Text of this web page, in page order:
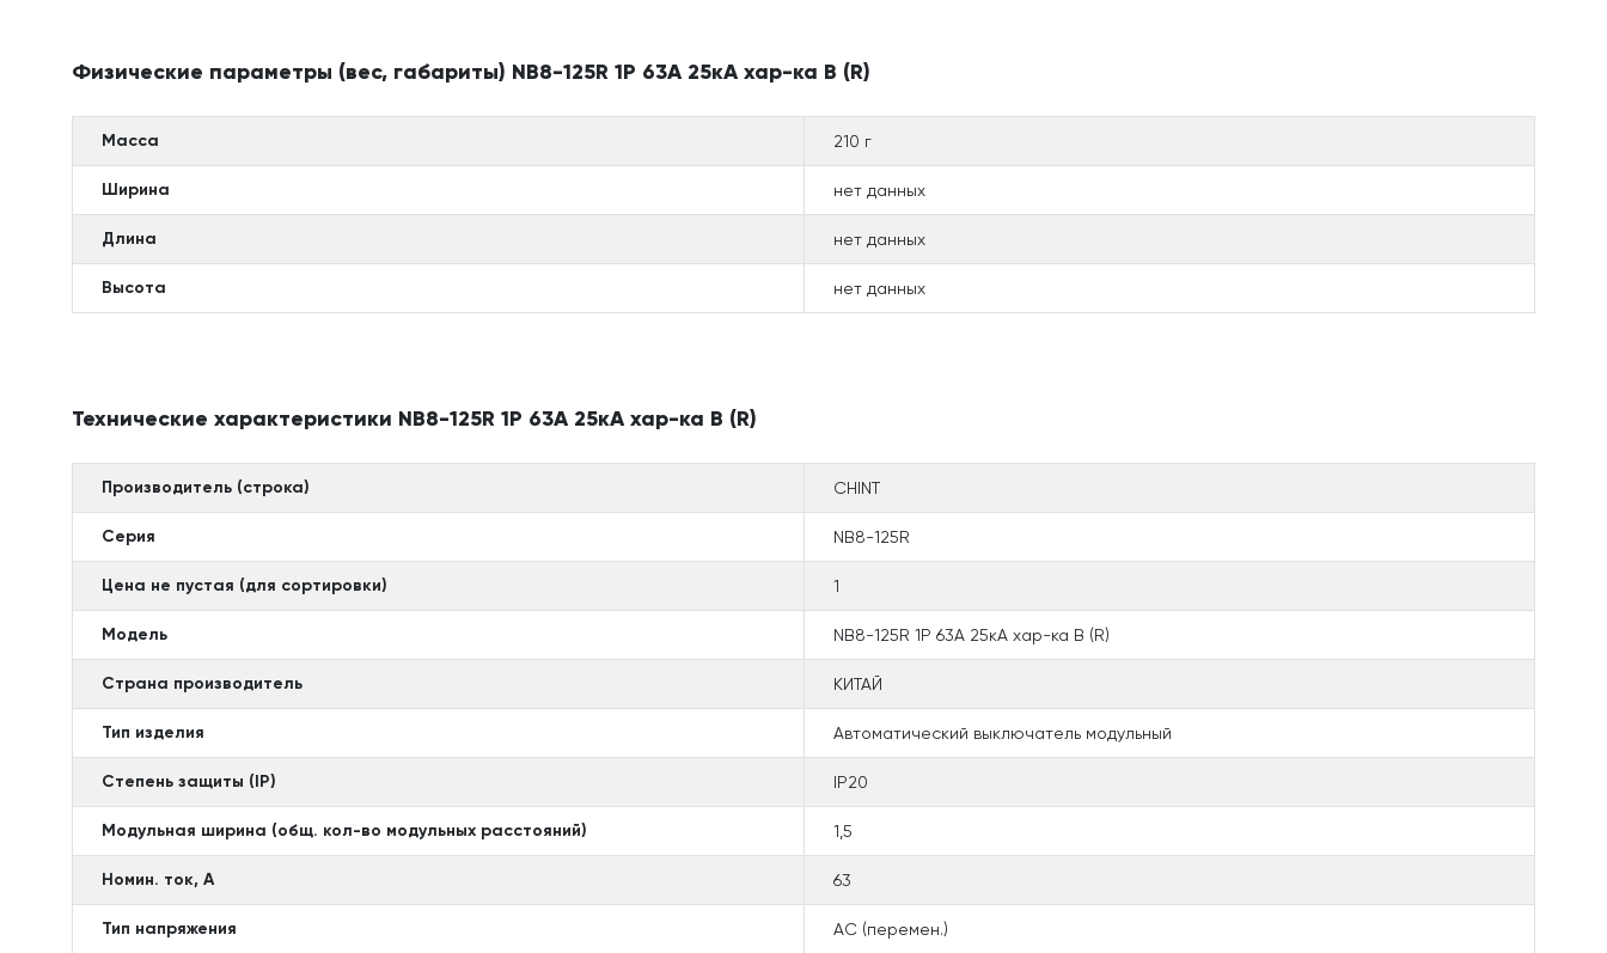
Физические параметры (вес, габариты) NB8-125R 1P 63А 25кА хар-ка B (R)
Масса 210 г
Ширина нет данных
Длина нет данных
Высота нет данных
Технические характеристики NB8-125R 1P 63А 25кА хар-ка B (R)
Производитель (строка) CHINT
Серия NB8-125R
Цена не пустая (для сортировки) 1
Модель NB8-125R 1P 63А 25кА хар-ка B (R)
Страна производитель КИТАЙ
Тип изделия Автоматический выключатель модульный
Степень защиты (IP) IP20
Модульная ширина (общ. кол-во модульных расстояний) 1,5
Номин. ток, А 63
Тип напряжения AC (перемен.)